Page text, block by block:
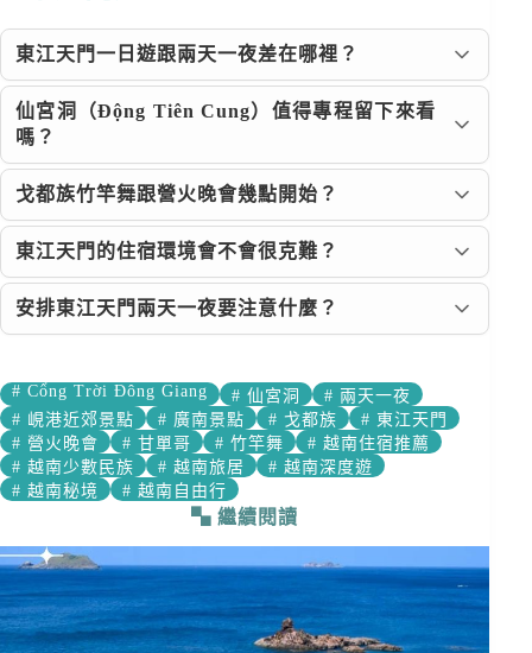
東江天門一日遊跟兩天一夜差在哪裡？
仙宮洞（Động Tiên Cung）值得專程留下來看
嗎？
戈都族竹竿舞跟營火晚會幾點開始？
東江天門的住宿環境會不會很克難？
安排東江天門兩天一夜要注意什麼？
# Cổng Trời Đông Giang # 仙宮洞 # 兩天一夜
# 峴港近郊景點 # 廣南景點 # 戈都族 # 東江天門
# 營火晚會 # 甘單哥 # 竹竿舞 # 越南住宿推薦
# 越南少數民族 # 越南旅居 # 越南深度遊
# 越南秘境 # 越南自由行
繼續閱讀